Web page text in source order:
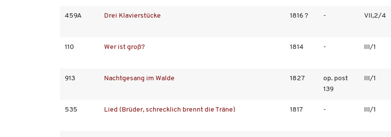
459A Drei Klavierstücke 1816 ? - VII,2/4
110 Wer ist groß? 1814 - III/1
913 Nachtgesang im Walde 1827
op. post
139
III/1
535 Lied (Brüder, schrecklich brennt die Träne) 1817 - III/1